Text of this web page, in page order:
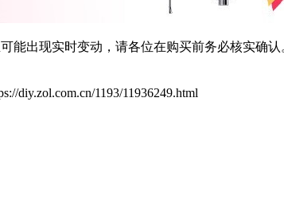
出现实时变动，请各位在购买前务必核实确
diy.zol.com.cn/1193/11936249.html